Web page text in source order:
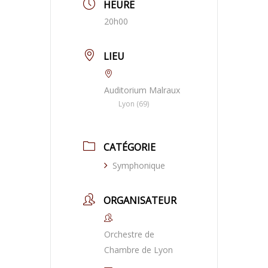
HEURE
20h00
LIEU
Auditorium Malraux
Lyon (69)
CATÉGORIE
Symphonique
ORGANISATEUR
Orchestre de
Chambre de Lyon